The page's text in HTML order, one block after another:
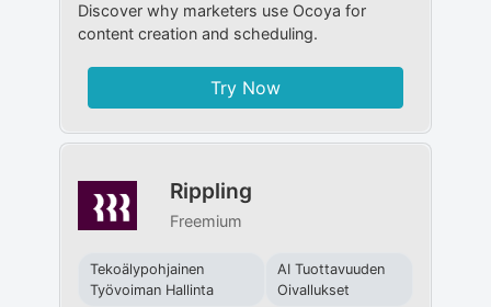
Discover why marketers use Ocoya for
content creation and scheduling.
Try Now
Rippling
Freemium
Tekoälypohjainen
Työvoiman Hallinta
AI Tuottavuuden
Oivallukset